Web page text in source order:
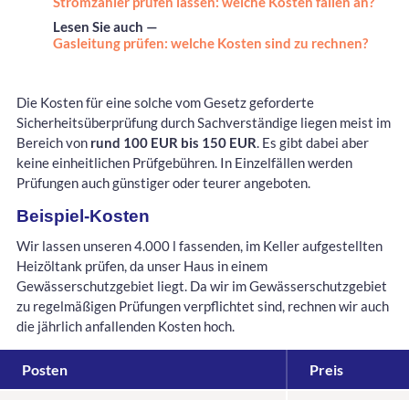
Lesen Sie auch —
Gasleitung prüfen: welche Kosten sind zu rechnen?
Die Kosten für eine solche vom Gesetz geforderte
Sicherheitsüberprüfung durch Sachverständige liegen meist im
Bereich von rund 100 EUR bis 150 EUR. Es gibt dabei aber
keine einheitlichen Prüfgebühren. In Einzelfällen werden
Prüfungen auch günstiger oder teurer angeboten.
Beispiel-Kosten
Wir lassen unseren 4.000 l fassenden, im Keller aufgestellten
Heizöltank prüfen, da unser Haus in einem
Gewässerschutzgebiet liegt. Da wir im Gewässerschutzgebiet
zu regelmäßigen Prüfungen verpflichtet sind, rechnen wir auch
die jährlich anfallenden Kosten hoch.
Posten Preis